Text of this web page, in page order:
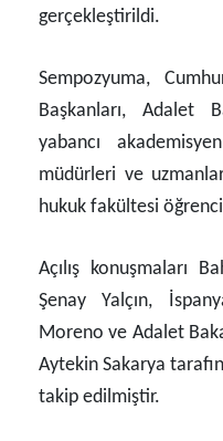
gerçekleştirildi.
Sempozyuma,
Başkanları, Adalet
yabancı
müdürleri ve
hukuk fakültesi
Açılış konuşmaları
Şenay Yalçın,
Moreno ve Adalet
Aytekin Sakarya
takip edilmiştir.